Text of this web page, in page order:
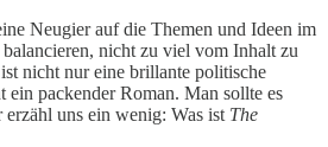
Neugier auf die Themen und Ideen im
nicht zu viel vom Inhalt zu
nicht nur eine brillante politische
ein packender Roman. Man sollte es
uns ein wenig: Was ist The